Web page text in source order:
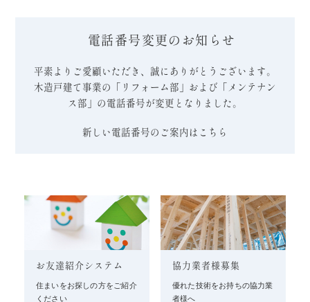
電話番号変更のお知らせ
平素よりご愛顧いただき、誠にありがとうございます。
木造戸建て事業の「リフォーム部」および「メンテナン
ス部」の電話番号が変更となりました。
新しい電話番号のご案内はこちら
お友達紹介システム
住まいをお探しの方をご紹介
ください
協力業者様募集
優れた技術をお持ちの協力業
者様へ